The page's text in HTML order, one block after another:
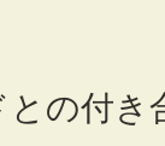
の付き